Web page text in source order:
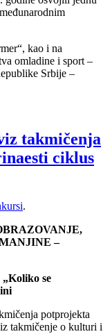
kao i na
omladine i sport –
Srbije –
takmičenja
ciklus
.
–
se
potprojekta
takmičenje o kulturi i